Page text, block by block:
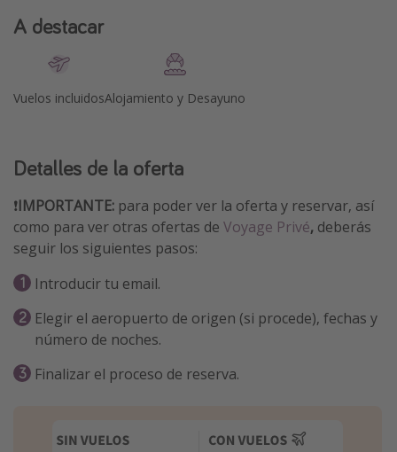
A destacar
Vuelos incluidosAlojamiento y Desayuno
Detalles de la oferta
❗️IMPORTANTE: para poder ver la oferta y reservar, así
como para ver otras ofertas de Voyage Privé, deberás
seguir los siguientes pasos:
Introducir tu email.
Elegir el aeropuerto de origen (si procede), fechas y
número de noches.
Finalizar el proceso de reserva.